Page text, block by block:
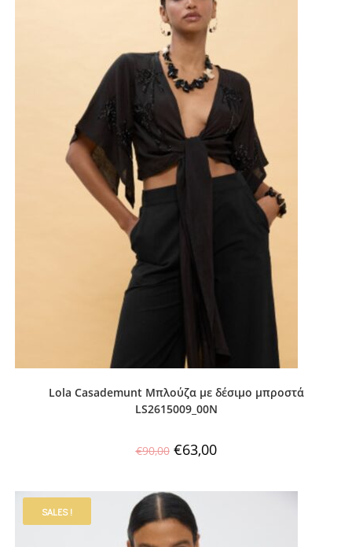
Lola Casademunt Μπλούζα με δέσιμο μπροστά
LS2615009_00N
€90,00 €63,00
SALES !